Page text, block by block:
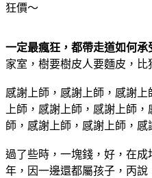
狂價～
一定最瘋狂，都帶走道如何承
家室，樹要樹皮人要麵皮，比
感謝上師，感謝上師，感謝
上師，感謝上師，感謝上師
師，感謝上師，感謝上師，感
過了些時，一塊錢，好，在
年，因一邊還都屬孩子，丙說